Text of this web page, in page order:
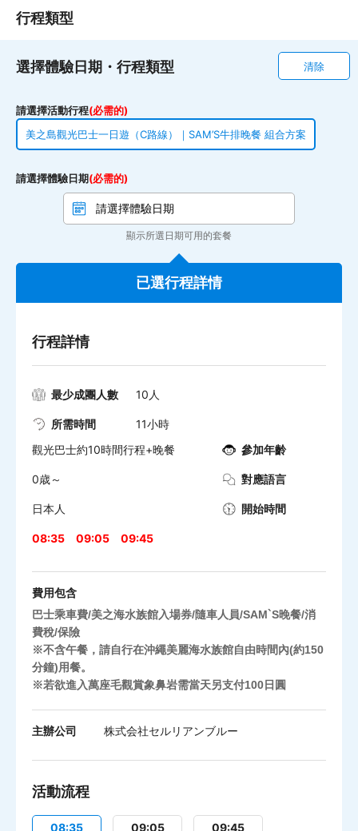
行程類型
選擇體驗日期・行程類型 清除
請選擇活動行程(必需的)
美之島觀光巴士一日遊（C路線）｜SAM’S牛排晚餐 組合方案
請選擇體驗日期(必需的)
顯示所選日期可用的套餐
已選行程詳情
行程詳情
最少成團人數 10人
所需時間
11小時
觀光巴士約10時間行程+晚餐
參加年齡
0歳～ 對應語言
日本人 開始時間
08:35 09:05 09:45
費用包含
巴士乘車費/美之海水族館入場券/隨車人員/SAM`S晚餐/消
費稅/保險
※不含午餐，請自行在沖繩美麗海水族館自由時間內(約150
分鐘)用餐。
※若欲進入萬座毛觀賞象鼻岩需當天另支付100日圓
主辦公司 株式会社セルリアンブルー
活動流程
08:35 09:05 09:45